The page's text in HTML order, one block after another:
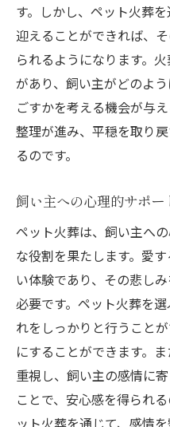
す。しかし、ペット火葬
迎えることができれば、
られるようになります。
があり、飼い主がどのよ
ごすかを考える機会が与
整理が進み、平穏を取り
るのです。
飼い主への心理的サポ
ペット火葬は、飼い主へ
な役割を果たします。愛
い体験であり、その悲し
必要です。ペット火葬を
れをしっかりと行うこと
にすることができます。
重視し、飼い主の感情に
ことで、安心感を得られ
ット火葬を通じて、感情